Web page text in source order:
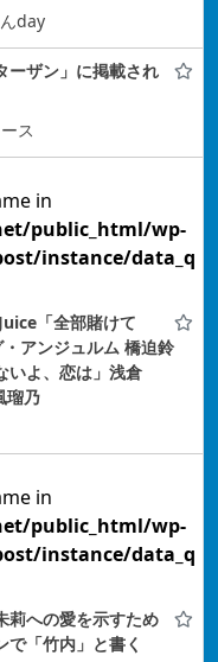
day
ーザン」に掲載され
ス
in
public_html/wp-
instance/data_q
「全部賭けて
アンジュルム 橋迫鈴
いよ、恋は」浅倉
瑠乃
in
public_html/wp-
instance/data_q
莉への愛を示すため
で「竹内」と書く